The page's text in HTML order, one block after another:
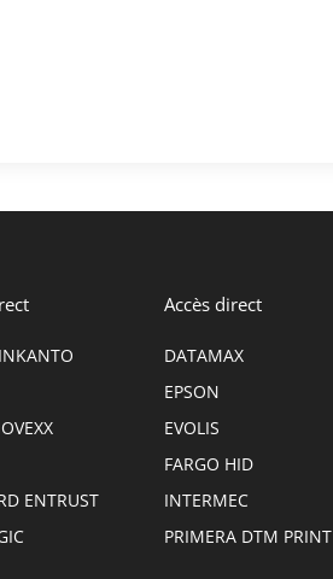
ENTRUST
Accès direct
DATAMAX
EPSON
EVOLIS
FARGO HID
INTERMEC
PRIMERA DTM PRINT